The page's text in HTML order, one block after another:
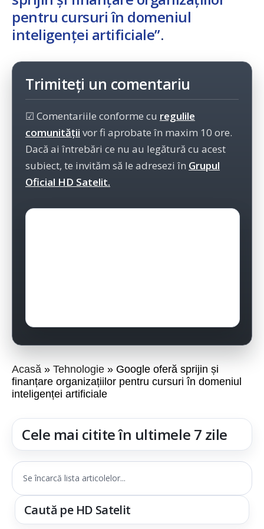
pentru cursuri în domeniul
inteligenței artificiale”.
Trimiteți un comentariu
☑ Comentariile conforme cu regulile
comunității vor fi aprobate în maxim 10 ore.
Dacă ai întrebări ce nu au legătură cu acest
subiect, te invităm să le adresezi în Grupul
Oficial HD Satelit.
Acasă Tehnologie
Google oferă sprijin și
finanțare organizațiilor pentru cursuri în domeniul
inteligenței artificiale
Cele mai citite în ultimele 7 zile
Se încarcă lista articolelor...
Caută pe HD Satelit